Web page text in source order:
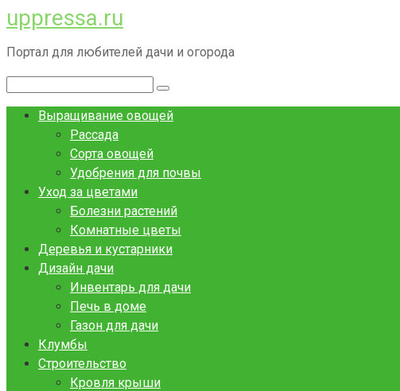
Перейти
к
контенту
uppressa.ru
Портал для любителей дачи и огорода
Выращивание овощей
Рассада
Сорта овощей
Удобрения для почвы
Уход за цветами
Болезни растений
Комнатные цветы
Деревья и кустарники
Дизайн дачи
Инвентарь для дачи
Печь в доме
Газон для дачи
Клумбы
Строительство
Кровля крыши